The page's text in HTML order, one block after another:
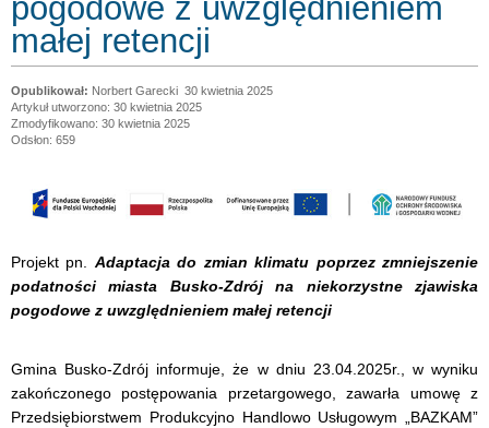
pogodowe z uwzględnieniem
małej retencji
Norbert Garecki 30 kwietnia 2025
Artykuł utworzono: 30 kwietnia 2025
Zmodyfikowano: 30 kwietnia 2025
Odsłon: 659
Projekt pn. Adaptacja do zmian klimatu poprzez zmniejszenie
podatności miasta Busko-Zdrój na niekorzystne zjawiska
pogodowe z uwzględnieniem małej retencji
Gmina Busko-Zdrój informuje, że w dniu 23.04.2025r., w wyniku
zakończonego postępowania przetargowego, zawarła umowę z
Przedsiębiorstwem Produkcyjno Handlowo Usługowym „BAZKAM”